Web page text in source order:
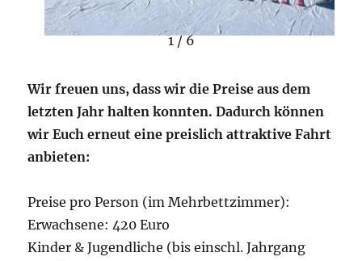
1 / 6
Wir freuen uns, dass wir die Preise aus dem
letzten Jahr halten konnten. Dadurch können
wir Euch erneut eine preislich attraktive Fahrt
anbieten:
Preise pro Person (im Mehrbettzimmer):
Erwachsene: 420 Euro
Kinder & Jugendliche (bis einschl. Jahrgang